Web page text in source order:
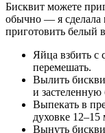
Бисквит можете
обычно — я
приготовить белый
Яйца взбить с
перемешать.
Вылить
и
Выпекать в
духовке
Вынуть